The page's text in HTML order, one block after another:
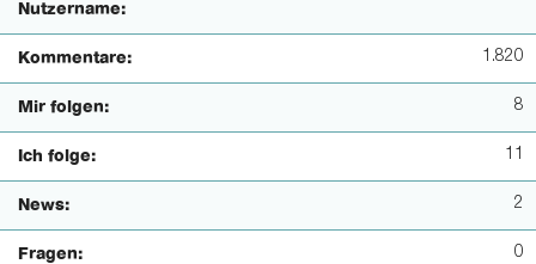
Nutzername:
Kommentare: 1.820
Mir folgen: 8
Ich folge: 11
News: 2
Fragen: 0